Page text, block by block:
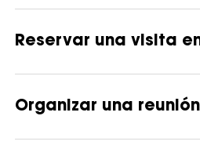
Reservar una visita
Organizar una reunión